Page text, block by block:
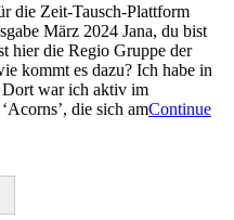
die Zeit-Tausch-Plattform
März 2024 Jana, du bist
hier die Regio Gruppe der
kommt es dazu? Ich habe in
Dort war ich aktiv im
die sich amContinue